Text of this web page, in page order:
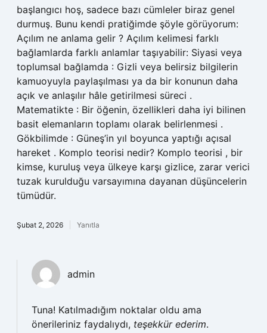
başlangıcı hoş, sadece bazı cümleler biraz genel
durmuş. Bunu kendi pratiğimde şöyle görüyorum:
Açılım ne anlama gelir ? Açılım kelimesi farklı
bağlamlarda farklı anlamlar taşıyabilir: Siyasi veya
toplumsal bağlamda : Gizli veya belirsiz bilgilerin
kamuoyuyla paylaşılması ya da bir konunun daha
açık ve anlaşılır hâle getirilmesi süreci .
Matematikte : Bir öğenin, özellikleri daha iyi bilinen
basit elemanların toplamı olarak belirlenmesi .
Gökbilimde : Güneş’in yıl boyunca yaptığı açısal
hareket . Komplo teorisi nedir? Komplo teorisi , bir
kimse, kuruluş veya ülkeye karşı gizlice, zarar verici
tuzak kurulduğu varsayımına dayanan düşüncelerin
tümüdür.
Şubat 2, 2026 Yanıtla
admin
Tuna! Katılmadığım noktalar oldu ama
önerileriniz faydalıydı, teşekkür ederim.